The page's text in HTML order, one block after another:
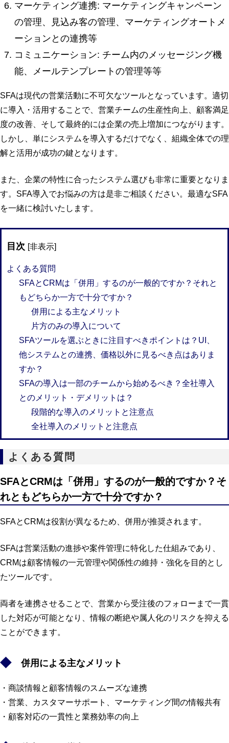
マーケティング連携: マーケティングキャンペーン
の管理、見込み客の管理、マーケティングオートメ
ーションとの連携等
コミュニケーション: チーム内のメッセージング機
能、メールテンプレートの管理等等
SFAは現代の営業活動に不可欠なツールとなっています。適切
に導入・活用することで、営業チームの生産性向上、顧客満足
度の改善、そして最終的には企業の売上増加につながります。
しかし、単にシステムを導入するだけでなく、組織全体での理
解と活用が成功の鍵となります。
また、企業の特性に合ったシステム選びも非常に重要となりま
す。SFA導入でお悩みの方は是非ご相談ください。最適なSFA
を一緒に検討いたします。
目次 [非表示]
よくある質問
SFAとCRMは「併用」するのが一般的ですか？それと
もどちらか一方で十分ですか？
併用による主なメリット
片方のみの導入について
SFAツールを選ぶときに注目すべきポイントは？UI、
他システムとの連携、価格以外に見るべき点はありま
すか？
SFAの導入は一部のチームから始めるべき？全社導入
とのメリット・デメリットは？
段階的な導入のメリットと注意点
全社導入のメリットと注意点
よくある質問
SFAとCRMは「併用」するのが一般的ですか？そ
れともどちらか一方で十分ですか？
SFAとCRMは役割が異なるため、併用が推奨されます。
SFAは営業活動の進捗や案件管理に特化した仕組みであり、
CRMは顧客情報の一元管理や関係性の維持・強化を目的とし
たツールです。
両者を連携させることで、営業から受注後のフォローまで一貫
した対応が可能となり、情報の断絶や属人化のリスクを抑える
ことができます。
併用による主なメリット
・商談情報と顧客情報のスムーズな連携
・営業、カスタマーサポート、マーケティング間の情報共有
・顧客対応の一貫性と業務効率の向上